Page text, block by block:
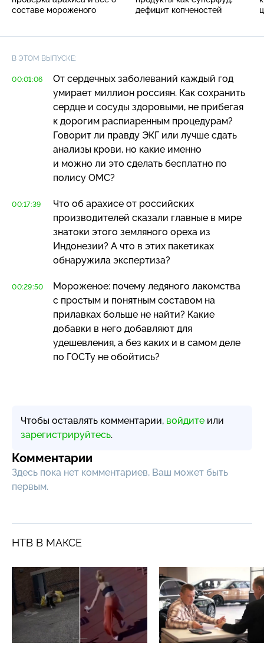
составе мороженого
дефицит копченостей
В ЭТОМ ВЫПУСКЕ:
00:01:06
От сердечных заболеваний каждый год
умирает миллион россиян. Как сохранить
сердце и сосуды здоровыми, не прибегая
к дорогим распиаренным процедурам?
Говорит ли правду ЭКГ или лучше сдать
анализы крови, но какие именно
и можно ли это сделать бесплатно по
полису ОМС?
00:17:39
Что об арахисе от российских
производителей сказали главные в мире
знатоки этого земляного ореха из
Индонезии? А что в этих пакетиках
обнаружила экспертиза?
00:29:50
Мороженое: почему ледяного лакомства
с простым и понятным составом на
прилавках больше не найти? Какие
добавки в него добавляют для
удешевления, а без каких и в самом деле
по ГОСТу не обойтись?
Чтобы оставлять комментарии, войдите или
зарегистрируйтесь.
Комментарии
Здесь пока нет комментариев, Ваш может быть
первым.
НТВ В МАКСЕ